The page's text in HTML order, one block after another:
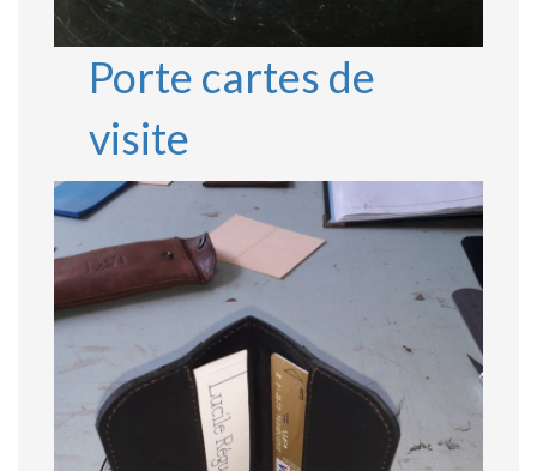
Porte cartes de
visite